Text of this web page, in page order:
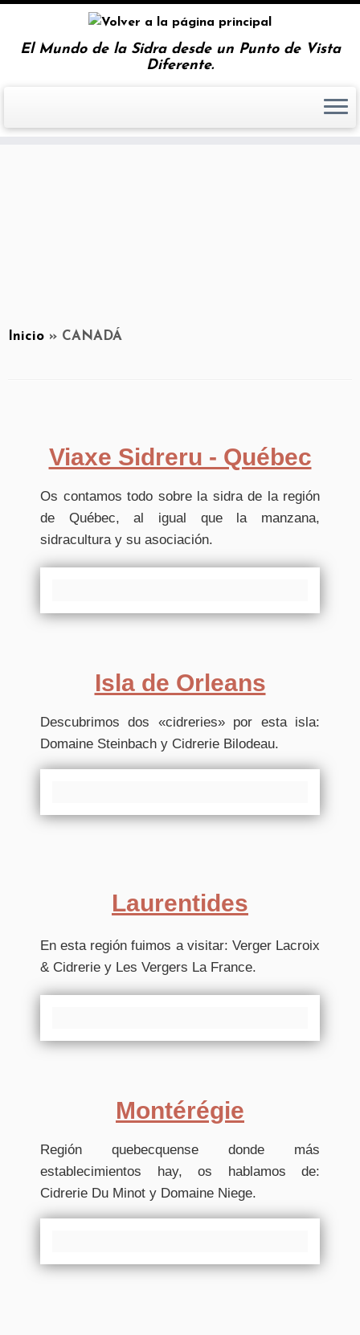
El Mundo de la Sidra desde un Punto de Vista
Diferente.
Inicio » CANADÁ
Viaxe Sidreru - Québec
Os contamos todo sobre la sidra de la región
de Québec, al igual que la manzana,
sidracultura y su asociación.
Isla de Orleans
Descubrimos dos «cidreries» por esta isla:
Domaine Steinbach y Cidrerie Bilodeau.
Laurentides
En esta región fuimos a visitar: Verger Lacroix
& Cidrerie y Les Vergers La France.
Montérégie
Región quebecquense donde más
establecimientos hay, os hablamos de:
Cidrerie Du Minot y Domaine Niege.